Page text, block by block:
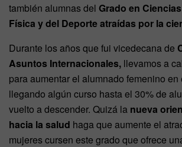
también alumnas del Grado en
Física y del Deporte atraídas por la
Durante los años que fui vicedecana de
Asuntos Internacionales, llevamos a
para aumentar el alumnado femenino en
llegando algún curso hasta el 30% de
vuelto a descender. Quizá la nueva
hacia la salud haga que aumente el
mujeres cursen este grado que ofrece